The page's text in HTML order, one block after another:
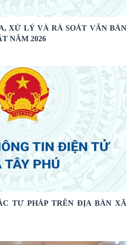
XỬ LÝ VÀ RÀ SOÁT VĂN BẢN
NĂM 2026
TƯ PHÁP TRÊN ĐỊA BÀN XÃ